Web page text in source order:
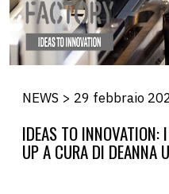
NEWS > 29 febbraio
IDEAS TO
UP A CURA DI DEANNA